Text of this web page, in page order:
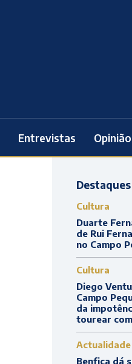
Entrevistas Opinião
Destaques
Cultura
Duarte
de Rui
no Campo
Cultura
Diego
Campo
da
tourear
Actualidade
Benfica dá